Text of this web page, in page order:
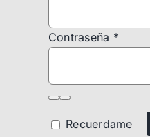
Contraseña *
Recuerdame